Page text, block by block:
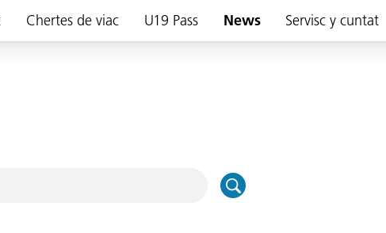
Chertes de viac U19 Pass News Servisc y cuntat